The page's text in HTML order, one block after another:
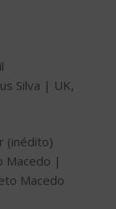
Silva | UK,
(inédito)
Macedo |
Macedo